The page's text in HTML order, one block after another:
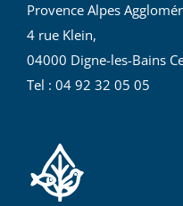
Provence Alpes
4 rue Klein,
04000 Digne-les-Bains
Tel : 04 92 32 05 05